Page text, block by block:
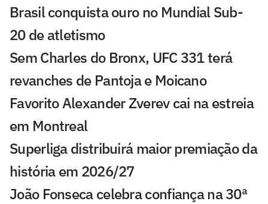
Brasil conquista ouro no Mundial Sub-
20 de atletismo
Sem Charles do Bronx, UFC 331 terá
revanches de Pantoja e Moicano
Favorito Alexander Zverev cai na estreia
em Montreal
Superliga distribuirá maior premiação da
história em 2026/27
João Fonseca celebra confiança na 30ª